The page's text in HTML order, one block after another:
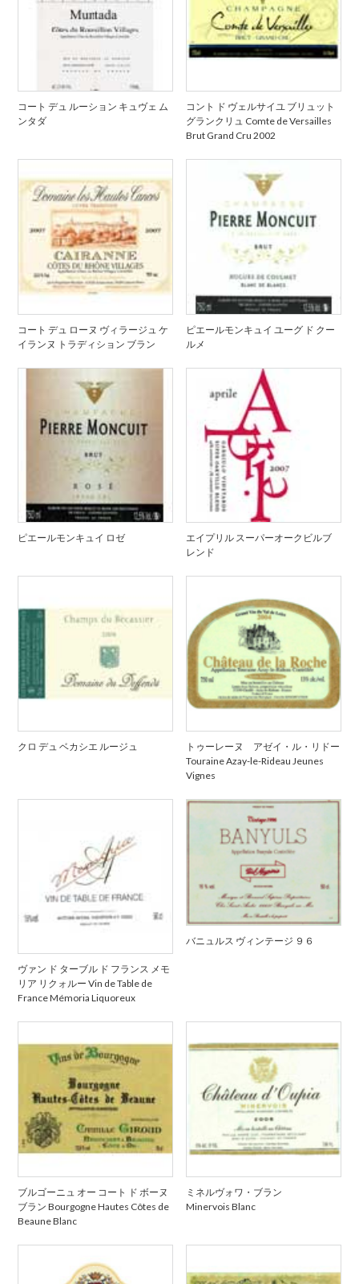
コート デュ ルーション キュヴェ ム
ンタダ
コント ド ヴェルサイユ ブリュット
グランクリュ Comte de Versailles
Brut Grand Cru 2002
コート デュ ローヌ ヴィラージュ ケ
イランヌ トラディション ブラン
ピエールモンキュイ ユーグ ド クー
ルメ
ピエールモンキュイ ロゼ
エイプリル スーパーオークビルブ
レンド
クロ デュ ベカシエ ルージュ
トゥーレーヌ アゼイ・ル・リドー
Touraine Azay-le-Rideau Jeunes
Vignes
ヴァン ド ターブル ド フランス メモ
リア リクォルー Vin de Table de
France Mémoria Liquoreux
バニュルス ヴィンテージ ９６
ブルゴーニュ オー コート ド ボーヌ
ブラン Bourgogne Hautes Côtes de
Beaune Blanc
ミネルヴォワ・ブラン
Minervois Blanc